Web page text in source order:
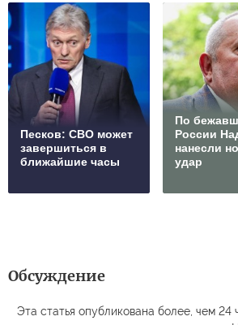
Песков: СВО может
завершиться в
ближайшие часы
По
России
нанесли
удар
Обсуждение
Эта статья опубликована более, чем 24